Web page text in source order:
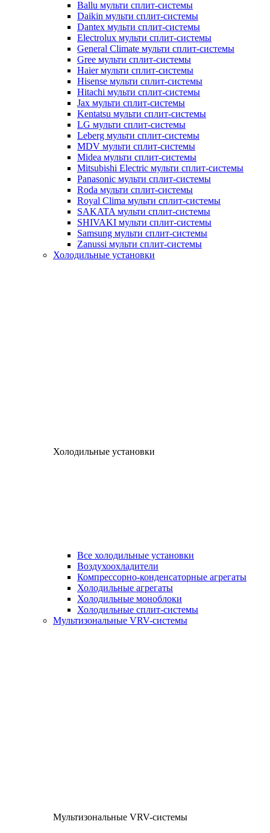
Ballu мульти сплит-системы
Daikin мульти сплит-системы
Dantex мульти сплит-системы
Electrolux мульти сплит-системы
General Climate мульти сплит-системы
Gree мульти сплит-системы
Haier мульти сплит-системы
Hisense мульти сплит-системы
Hitachi мульти сплит-системы
Jax мульти сплит-системы
Kentatsu мульти сплит-системы
LG мульти сплит-системы
Leberg мульти сплит-системы
MDV мульти сплит-системы
Midea мульти сплит-системы
Mitsubishi Electric мульти сплит-системы
Panasonic мульти сплит-системы
Roda мульти сплит-системы
Royal Clima мульти сплит-системы
SAKATA мульти сплит-системы
SHIVAKI мульти сплит-системы
Samsung мульти сплит-системы
Zanussi мульти сплит-системы
Холодильные установки
Холодильные установки
Все холодильные установки
Воздухоохладители
Компрессорно-конденсаторные агрегаты
Холодильные агрегаты
Холодильные моноблоки
Холодильные сплит-системы
Мультизональные VRV-системы
Мультизональные VRV-системы